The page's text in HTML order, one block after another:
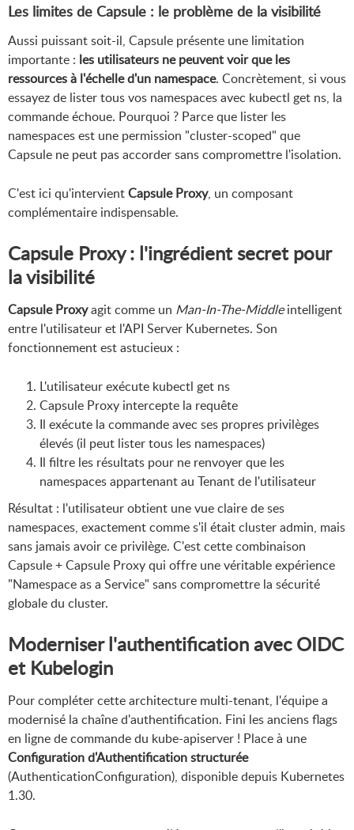
Les limites de Capsule : le problème de la visibilité
Aussi puissant soit-il, Capsule présente une limitation
importante : les utilisateurs ne peuvent voir que les
ressources à l'échelle d'un namespace. Concrètement, si vous
essayez de lister tous vos namespaces avec kubectl get ns, la
commande échoue. Pourquoi ? Parce que lister les
namespaces est une permission "cluster-scoped" que
Capsule ne peut pas accorder sans compromettre l'isolation.
C'est ici qu'intervientCapsule Proxy, un composant
complémentaire indispensable.
Capsule Proxy : l'ingrédient secret pour
la visibilité
Capsule Proxyagit comme un Man-In-The-Middleintelligent
entre l'utilisateur et l'API Server Kubernetes. Son
fonctionnement est astucieux :
L'utilisateur exécute kubectl get ns
Capsule Proxy intercepte la requête
Il exécute la commande avec ses propres privilèges
élevés (il peut lister tous les namespaces)
Il filtre les résultats pour ne renvoyer que les
namespaces appartenant au Tenant de l'utilisateur
Résultat : l'utilisateur obtient une vue claire de ses
namespaces, exactement comme s'il était cluster admin, mais
sans jamais avoir ce privilège. C'est cette combinaison
Capsule + Capsule Proxy qui offre une véritable expérience
"Namespace as a Service" sans compromettre la sécurité
globale du cluster.
Moderniser l'authentification avec OIDC
et Kubelogin
Pour compléter cette architecture multi-tenant, l'équipe a
modernisé la chaîne d'authentification. Fini les anciens flags
en ligne de commande du kube-apiserver ! Place à une
Configuration d'Authentification structurée
(AuthenticationConfiguration), disponible depuis Kubernetes
1.30.